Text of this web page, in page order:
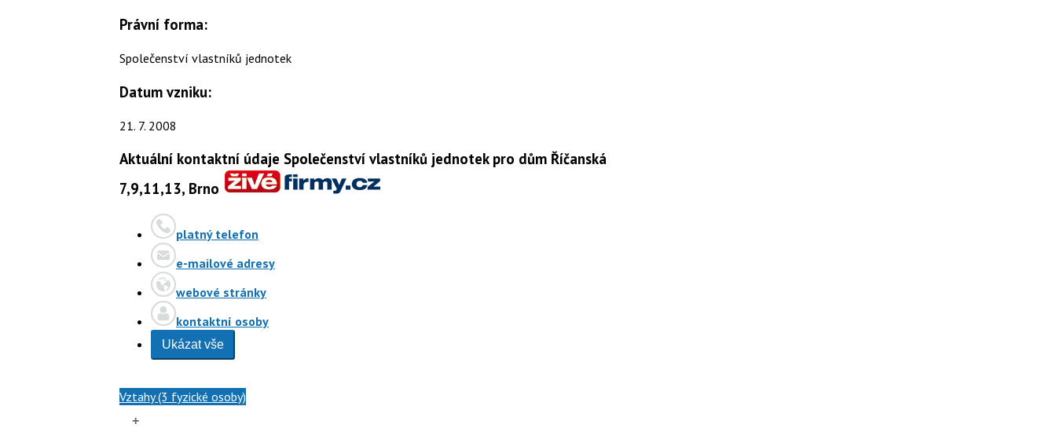
Právní forma:
Společenství vlastníků jednotek
Datum vzniku:
21. 7. 2008
Aktuální kontaktní údaje Společenství vlastníků jednotek pro dům Říčanská
7,9,11,13, Brno
platný telefon
e-mailové adresy
webové stránky
kontaktní osoby
Ukázat vše
Vztahy (3 fyzické osoby)
+